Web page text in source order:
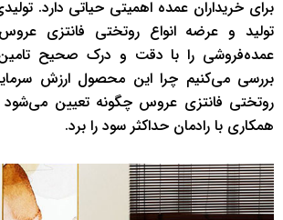
برای خریداران عمده اهمیتی حیاتی دارد.
تولید و عرضه انواع روتختی فانتزی عروس،
عمده‌فروشی را با دقت و درک صحیح تامین
بررسی می‌کنیم چرا این محصول ارزش
روتختی فانتزی عروس چگونه تعیین می‌شود
همکاری با رادمان حداکثر سود را برد.